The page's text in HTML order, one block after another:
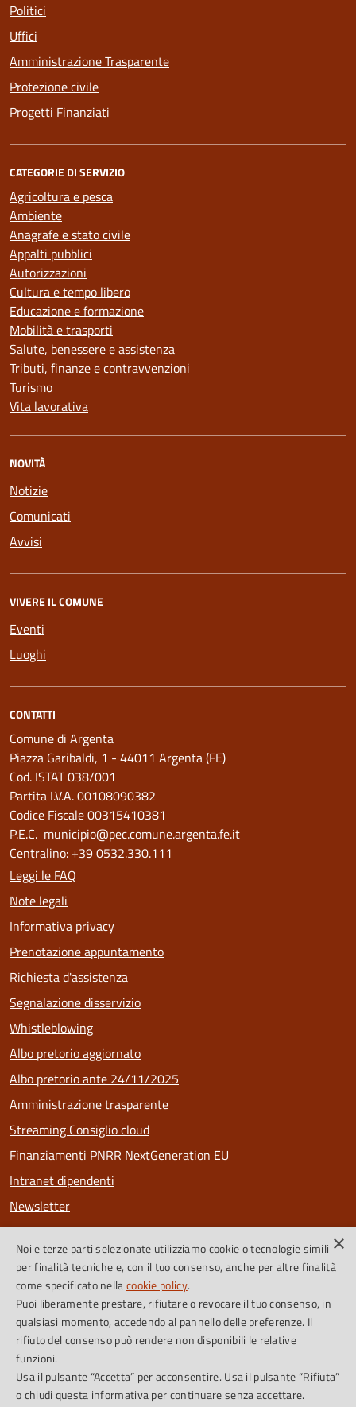
Politici
Uffici
Amministrazione Trasparente
Protezione civile
Progetti Finanziati
CATEGORIE DI SERVIZIO
Agricoltura e pesca
Ambiente
Anagrafe e stato civile
Appalti pubblici
Autorizzazioni
Cultura e tempo libero
Educazione e formazione
Mobilità e trasporti
Salute, benessere e assistenza
Tributi, finanze e contravvenzioni
Turismo
Vita lavorativa
NOVITÀ
Notizie
Comunicati
Avvisi
VIVERE IL COMUNE
Eventi
Luoghi
CONTATTI
Comune di Argenta
Piazza Garibaldi, 1 - 44011 Argenta (FE)
Cod. ISTAT 038/001
Partita I.V.A. 00108090382
Codice Fiscale 00315410381
P.E.C. municipio@pec.comune.argenta.fe.it
Centralino: +39 0532.330.111
Leggi le FAQ
Note legali
Informativa privacy
Prenotazione appuntamento
Richiesta d'assistenza
Segnalazione disservizio
Whistleblowing
Albo pretorio aggiornato
Albo pretorio ante 24/11/2025
Amministrazione trasparente
Streaming Consiglio cloud
Finanziamenti PNRR NextGeneration EU
Intranet dipendenti
Newsletter
Riconoscimenti
PagoPa
SEGUICI SU
FacebookInstagramFeed RSS
×
Noi e terze parti selezionate utilizziamo cookie o tecnologie simili
per finalità tecniche e, con il tuo consenso, anche per altre finalità
come specificato nellacookie policy.
Puoi liberamente prestare, rifiutare o revocare il tuo consenso, in
qualsiasi momento, accedendo al pannello delle preferenze. Il
rifiuto del consenso può rendere non disponibili le relative
funzioni.
Usa il pulsante “Accetta” per acconsentire. Usa il pulsante “Rifiuta”
o chiudi questa informativa per continuare senza accettare.